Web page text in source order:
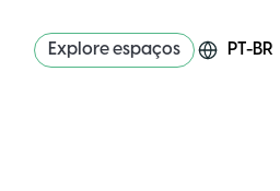
Explore espaços PT-BR